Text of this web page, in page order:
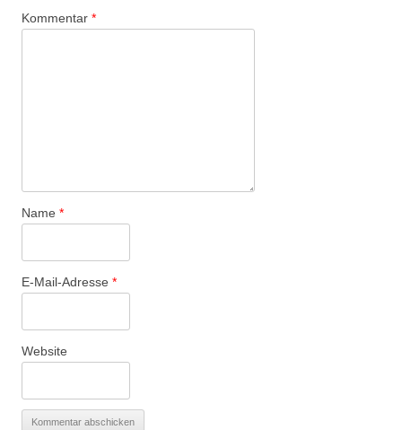
Kommentar *
Name *
E-Mail-Adresse *
Website